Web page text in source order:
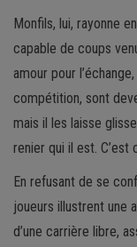
Monfils, lui, rayonne
capable de coups
amour pour
compétition, sont
mais il les laisse
renier qui il est. C’est
En refusant de se
joueurs illustrent une
d’une carrière libre,